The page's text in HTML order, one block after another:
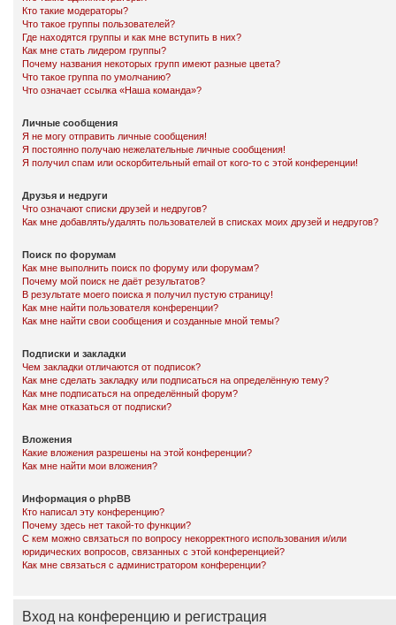
Кто такие модераторы?
Что такое группы пользователей?
Где находятся группы и как мне вступить в них?
Как мне стать лидером группы?
Почему названия некоторых групп имеют разные цвета?
Что такое группа по умолчанию?
Что означает ссылка «Наша команда»?
Личные сообщения
Я не могу отправить личные сообщения!
Я постоянно получаю нежелательные личные сообщения!
Я получил спам или оскорбительный email от кого-то с этой конференции!
Друзья и недруги
Что означают списки друзей и недругов?
Как мне добавлять/удалять пользователей в списках моих друзей и недругов?
Поиск по форумам
Как мне выполнить поиск по форуму или форумам?
Почему мой поиск не даёт результатов?
В результате моего поиска я получил пустую страницу!
Как мне найти пользователя конференции?
Как мне найти свои сообщения и созданные мной темы?
Подписки и закладки
Чем закладки отличаются от подписок?
Как мне сделать закладку или подписаться на определённую тему?
Как мне подписаться на определённый форум?
Как мне отказаться от подписки?
Вложения
Какие вложения разрешены на этой конференции?
Как мне найти мои вложения?
Информация о phpBB
Кто написал эту конференцию?
Почему здесь нет такой-то функции?
С кем можно связаться по вопросу некорректного использования и/или
юридических вопросов, связанных с этой конференцией?
Как мне связаться с администратором конференции?
Вход на конференцию и регистрация